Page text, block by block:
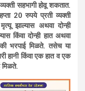
सहभागी होवू शकतात.
20 रुपये प्रती व्यक्ती
झाल्यास अथवा दोन्ही
किंवा दोन्ही हात अथवा
भरपाई मिळते. तसेच या
हानी किंवा एक हात व एक
मिळते.